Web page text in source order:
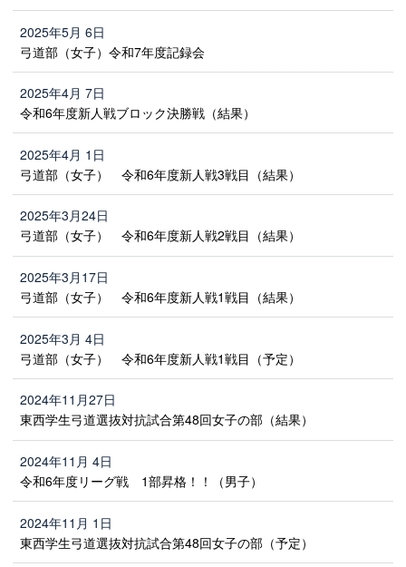
2025年5月 6日
弓道部（女子）令和7年度記録会
2025年4月 7日
令和6年度新人戦ブロック決勝戦（結果）
2025年4月 1日
弓道部（女子） 令和6年度新人戦3戦目（結果）
2025年3月24日
弓道部（女子） 令和6年度新人戦2戦目（結果）
2025年3月17日
弓道部（女子） 令和6年度新人戦1戦目（結果）
2025年3月 4日
弓道部（女子） 令和6年度新人戦1戦目（予定）
2024年11月27日
東西学生弓道選抜対抗試合第48回女子の部（結果）
2024年11月 4日
令和6年度リーグ戦 1部昇格！！（男子）
2024年11月 1日
東西学生弓道選抜対抗試合第48回女子の部（予定）